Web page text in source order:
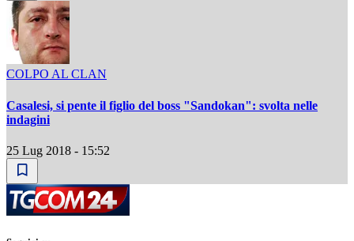
COLPO AL CLAN
Casalesi, si pente il figlio del boss "Sandokan": svolta nelle
indagini
25 Lug 2018 - 15:52